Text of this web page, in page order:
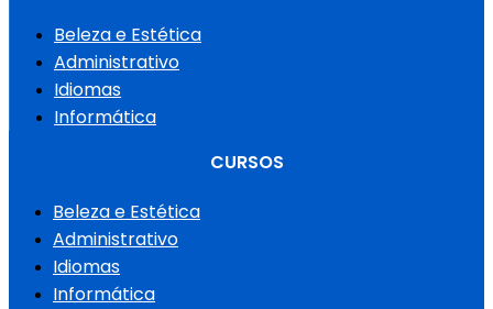
Beleza e Estética
Administrativo
Idiomas
Informática
CURSOS
Beleza e Estética
Administrativo
Idiomas
Informática